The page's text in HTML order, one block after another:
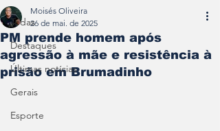
Todas
Destaques
Últimas notícias
Gerais
Esporte
PM prende homem após
agressão à mãe e resistência à
prisão em Brumadinho
Moisés Oliveira
26 de mai. de 2025